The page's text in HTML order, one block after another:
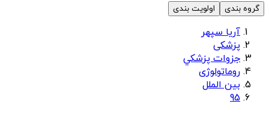
گروه بندی اولویت بندی
آریا سپهر
پزشکی
جزوات پزشكي
روماتولوژی
بین الملل
95